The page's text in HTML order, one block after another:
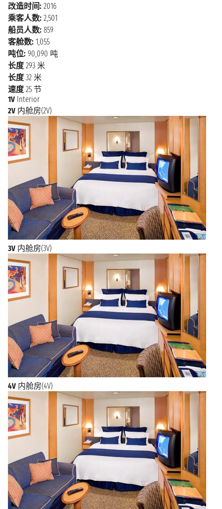
改造时间: 2016
乘客人数: 2,501
船员人数: 859
客舱数: 1,055
吨位: 90,090 吨
长度 293 米
长度 32 米
速度 25 节
1V Interior
2V 内舱房(2V)
3V 内舱房(3V)
4V 内舱房(4V)